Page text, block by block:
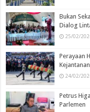
Bukan
Dialog
25/02/
Perayaan
24/02/
Petrus
Parlemen